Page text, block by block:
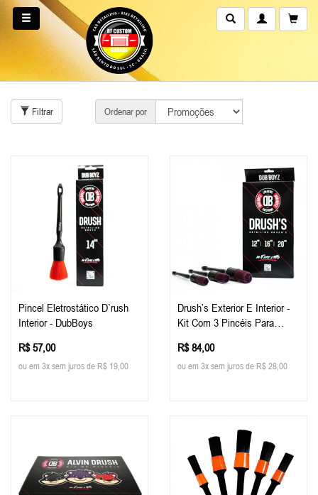
Filtrar Ordenar por
Pincel Eletrostático D`rush
Interior - DubBoys
R$ 57,00
ou em 3x sem juros de R$ 19,00
Drush’s Exterior E Interior -
Kit Com 3 Pincéis Para
R$ 84,00
ou em 3x sem juros de R$ 28,00